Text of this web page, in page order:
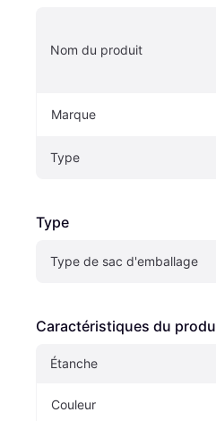
Nom du produit
Marque
Type
Type
Type de sac d'emballage
Caractéristiques du
Étanche
Couleur